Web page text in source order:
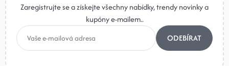
Zaregistrujte se a získejte všechny nabídky, trendy novinky a
kupóny e-mailem..
ODEBÍRAT